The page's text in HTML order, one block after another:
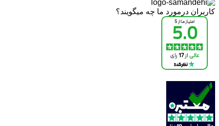
کاربران درمورد ما چه میگویند؟